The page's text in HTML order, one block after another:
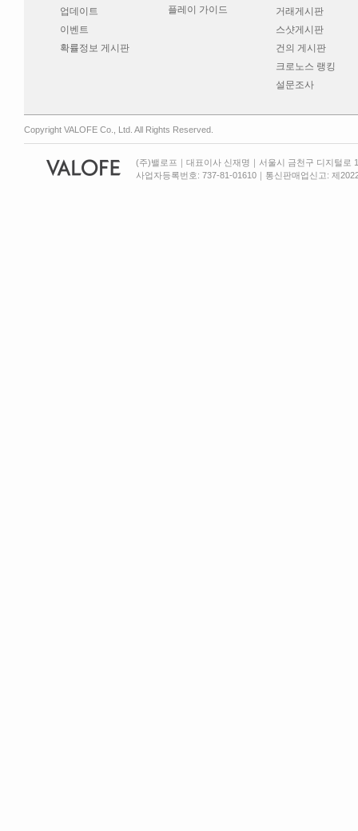
업데이트
이벤트
확률정보 게시판
플레이 가이드
거래게시판
스샷게시판
건의 게시판
크로노스 랭킹
설문조사
Copyright VALOFE Co., Ltd. All Rights Reserved.
(주)밸로프｜대표이사 신재명｜서울시 금천구 디지털로
사업자등록번호: 737-81-01610｜통신판매업신고: 제